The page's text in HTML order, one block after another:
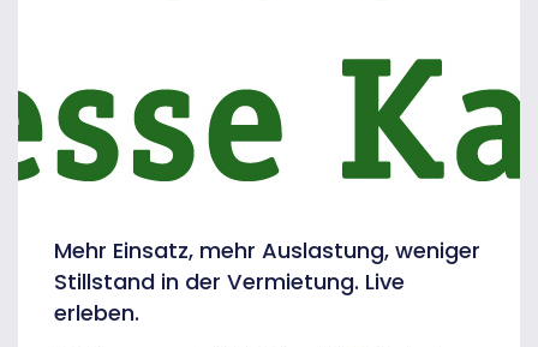
Mehr Einsatz, mehr Auslastung, weniger
Stillstand in der Vermietung. Live
erleben.